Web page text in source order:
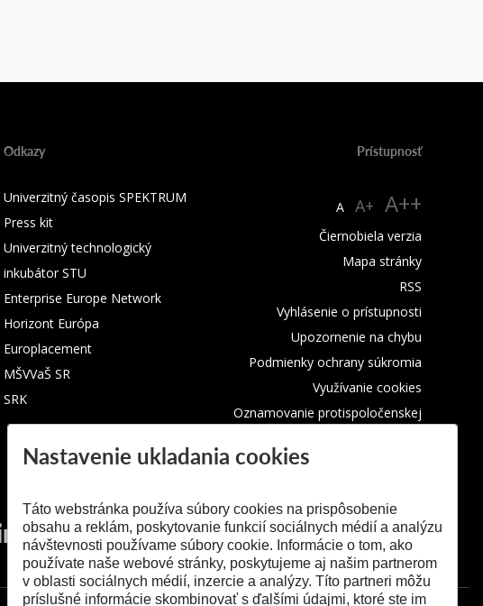
Odkazy
Univerzitný časopis SPEKTRUM
Press kit
Univerzitný technologický
inkubátor STU
Enterprise Europe Network
Horizont Európa
Europlacement
MŠVVaŠ SR
SRK
Prístupnosť
A A+ A++
Čiernobiela verzia
Mapa stránky
RSS
Vyhlásenie o prístupnosti
Upozornenie na chybu
Podmienky ochrany súkromia
Využívanie cookies
Oznamovanie protispoločenskej
Nastavenie ukladania cookies
Táto webstránka používa súbory cookies na prispôsobenie
obsahu a reklám, poskytovanie funkcií sociálnych médií a analýzu
návštevnosti používame súbory cookie. Informácie o tom, ako
používate naše webové stránky, poskytujeme aj našim partnerom
v oblasti sociálnych médií, inzercie a analýzy. Títo partneri môžu
príslušné informácie skombinovať s ďalšími údajmi, ktoré ste im